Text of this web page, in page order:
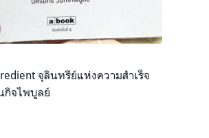
จุลินทรีย์แห่งความสำเร็จ
กิจไพบูลย์